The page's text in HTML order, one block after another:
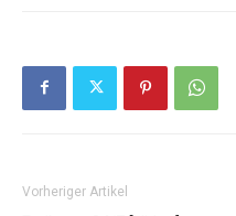
Vorheriger Artikel